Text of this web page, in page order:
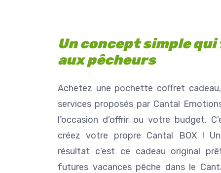
Un concept simple
aux pêcheurs
Achetez une pochette coffret
services proposés par Cantal
l’occasion d’offrir ou votre budget.
créez votre propre Cantal BOX !
résultat c’est ce cadeau original
futures vacances pêche dans le
Ghislain Pinaud
il y a 1 mois